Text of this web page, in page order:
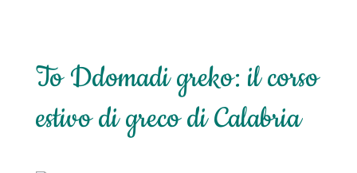
To Ddomadi greko: il corso
estivo di greco di Calabria